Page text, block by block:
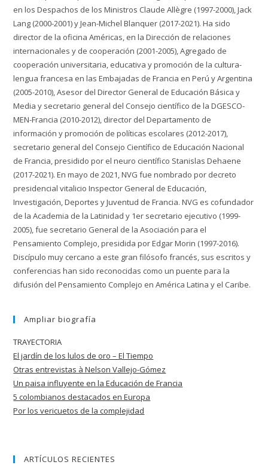
en los Despachos de los Ministros Claude Allègre (1997-2000), Jack
Lang (2000-2001) y Jean-Michel Blanquer (2017-2021). Ha sido
director de la oficina Américas, en la Dirección de relaciones
internacionales y de cooperación (2001-2005), Agregado de
cooperación universitaria, educativa y promoción de la cultura-
lengua francesa en las Embajadas de Francia en Perú y Argentina
(2005-2010), Asesor del Director General de Educación Básica y
Media y secretario general del Consejo científico de la DGESCO-
MEN-Francia (2010-2012), director del Departamento de
información y promoción de políticas escolares (2012-2017),
secretario general del Consejo Científico de Educación Nacional
de Francia, presidido por el neuro científico Stanislas Dehaene
(2017-2021). En mayo de 2021, NVG fue nombrado por decreto
presidencial vitalicio Inspector General de Educación,
Investigación, Deportes y Juventud de Francia. NVG es cofundador
de la Academia de la Latinidad y 1er secretario ejecutivo (1999-
2005), fue secretario General de la Asociación para el
Pensamiento Complejo, presidida por Edgar Morin (1997-2016).
Discípulo muy cercano a este gran filósofo francés, sus escritos y
conferencias han sido reconocidas como un puente para la
difusión del Pensamiento Complejo en América Latina y el Caribe.
Ampliar biografía
TRAYECTORIA
El jardín de los lulos de oro – El Tiempo
Otras entrevistas à Nelson Vallejo-Gómez
Un paisa influyente en la Educación de Francia
5 colombianos destacados en Europa
Por los vericuetos de la complejidad
ARTÍCULOS RECIENTES